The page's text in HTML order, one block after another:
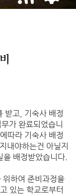
받고, 기숙사 배정
가 완료되었습니
따라 기숙사 배정
내야하는건 아닐지
배정받았습니다.
위하여 준비과정을
있는 학교로부터